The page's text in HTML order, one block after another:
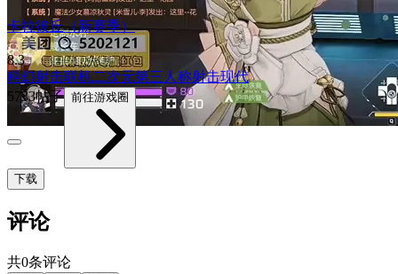
卡拉彼丘（新赛季）
8.3
科幻射击联机二次元第三人称射击现代
5733帖子 前往游戏圈
下载
评论
共0条评论